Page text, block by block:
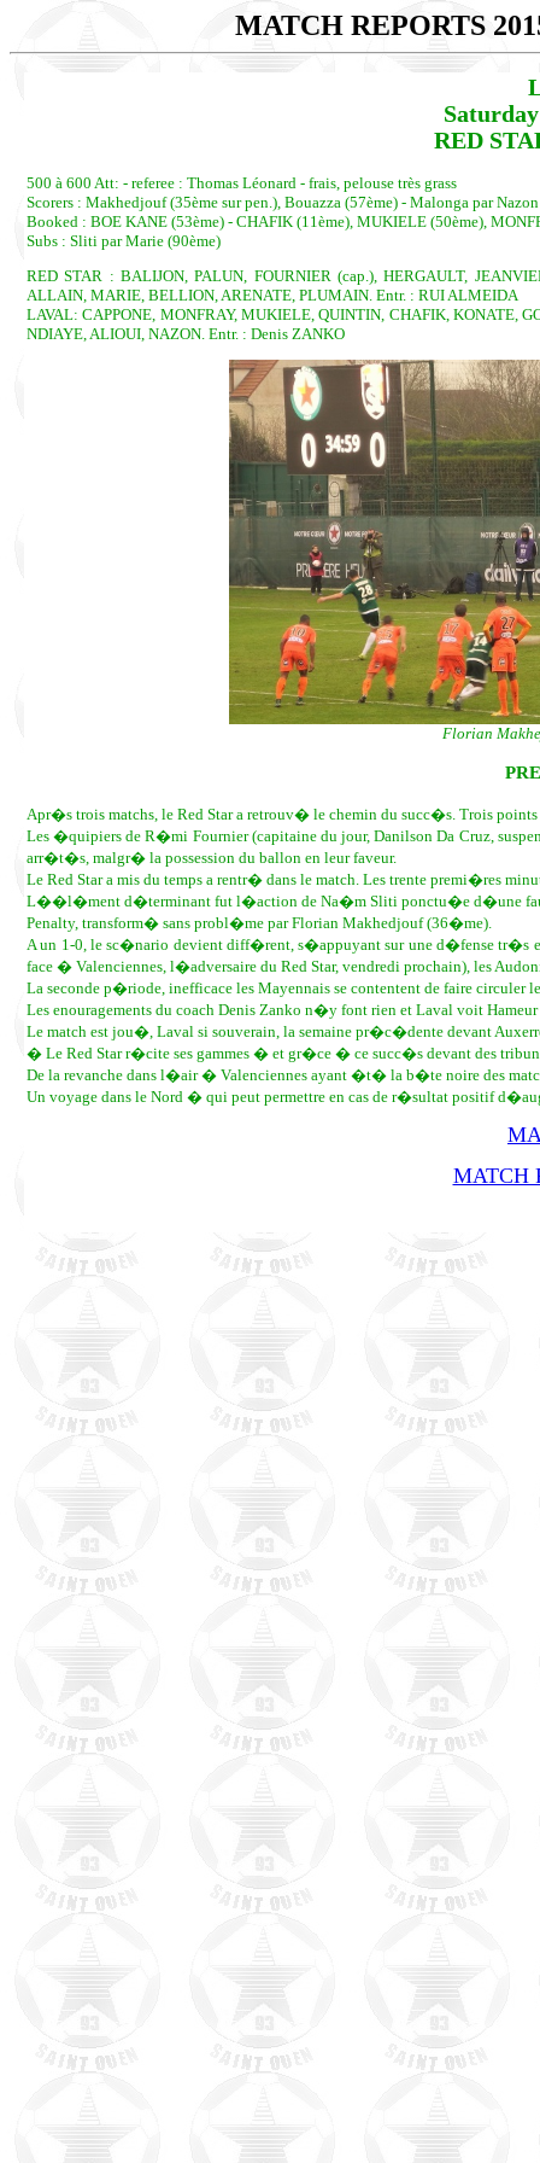
MATCH REPORTS
RED
500 à 600 Att: - referee : Thomas Léonard - frais, pelouse très grass
Scorers : Makhedjouf (35ème sur pen.), Bouazza (57ème) - Malonga par
Booked : BOE KANE (53ème) - CHAFIK (11ème), MUKIELE (50ème),
Subs : Sliti par Marie (90ème)
RED STAR : BALIJON, PALUN, FOURNIER (cap.), HERGAULT,
ALLAIN, MARIE, BELLION, ARENATE, PLUMAIN. Entr. : RUI ALMEIDA
LAVAL: CAPPONE, MONFRAY, MUKIELE, QUINTIN, CHAFIK, KONATE,
NDIAYE, ALIOUI, NAZON. Entr. : Denis ZANKO
Florian
Apr�s trois matchs, le Red Star a retrouv� le chemin du succ�s. Trois
Les �quipiers de R�mi Fournier (capitaine du jour, Danilson Da Cruz,
arr�t�s, malgr� la possession du ballon en leur faveur.
Le Red Star a mis du temps a rentr� dans le match. Les trente premi�res
L��l�ment d�terminant fut l�action de Na�m Sliti ponctu�e d�une
Penalty, transform� sans probl�me par Florian Makhedjouf (36�me).
A un 1-0, le sc�nario devient diff�rent, s�appuyant sur une d�fense tr�s
face � Valenciennes, l�adversaire du Red Star, vendredi prochain), les
La seconde p�riode, inefficace les Mayennais se contentent de faire circuler
Les enouragements du coach Denis Zanko n�y font rien et Laval voit
Le match est jou�, Laval si souverain, la semaine pr�c�dente devant
� Le Red Star r�cite ses gammes � et gr�ce � ce succ�s devant des
De la revanche dans l�air � Valenciennes ayant �t� la b�te noire des
Un voyage dans le Nord � qui peut permettre en cas de r�sultat positif
MATCH